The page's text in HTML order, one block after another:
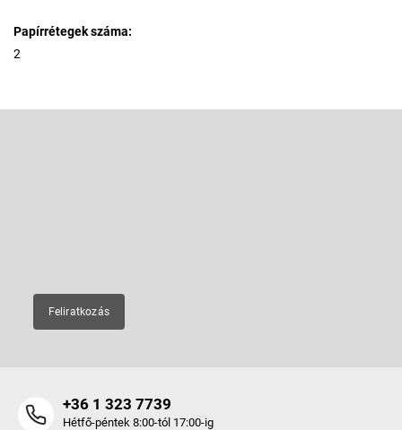
Papírrétegek száma:
2
Feliratkozás
+36 1 323 7739
Hétfő-péntek 8:00-tól 17:00-ig